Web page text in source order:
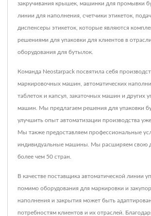
закручивания крышек, машинки для промывки
линии для наполнения, счетчики этикеток,
диспенсеры этикеток, которые являются
решениями для упаковки для клиентов в
оборудования для бутылок.
Команда Neostarpack посвятила себя
маркировочных машин, автоматических
таблеток и капсул, закаточных машин и других
машин. Мы предлагаем решения для упаковки
улучшить опыт автоматизации производства
Мы также предоставляем профессиональные
индивидуальные машины. Мы расширяем свою
более чем 50 стран.
В качестве поставщика автоматической линии
помимо оборудования для маркировки и
наполнения и закрытия может быть
потребностям клиентов и их отраслей.